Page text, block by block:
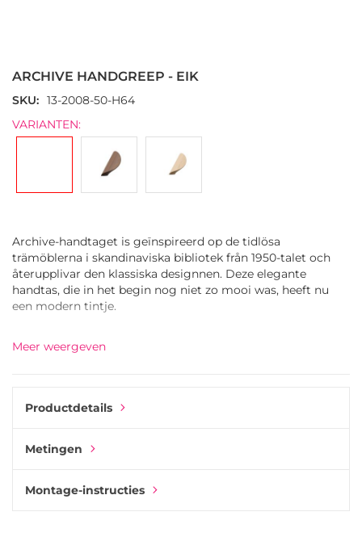
begin
van
afbeeldingen-
ARCHIVE HANDGREEP - EIK
SKU
13-2008-50-H64
VARIANTEN:
Archive-handtaget is geïnspireerd op de tidlösa
trämöblerna i skandinaviska bibliotek från 1950-talet och
återupplivar den klassiska designnen. Deze elegante
handtas, die in het begin nog niet zo mooi was, heeft nu
een modern tintje.
tillverkat av massiv ek och ytbehandlat med en skyddande
maar een meter lang is, en is perfect voor alles, van een
Meer weergeven
Productdetails
Metingen
Montage-instructies